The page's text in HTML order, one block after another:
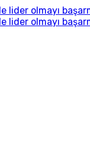
olmayı
olmayı